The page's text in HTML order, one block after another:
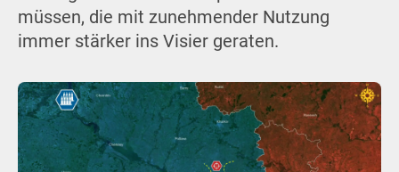
müssen, die mit zunehmender Nutzung
immer stärker ins Visier geraten.